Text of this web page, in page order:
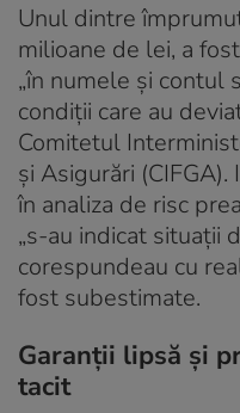
Unul dintre
milioane de lei, a
„în numele și contul
condiții care au
Comitetul
și Asigurări
în analiza de risc
„s-au indicat situații
corespundeau cu
fost subestimate.
Garanții lipsă și
tacit